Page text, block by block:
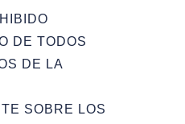
DE TODOS
DE LA
SOBRE LOS